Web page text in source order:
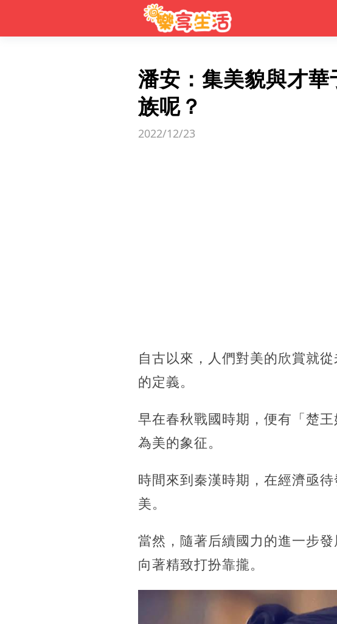
潘安：集美貌與才
族呢？
2022/12/23
自古以來，人們對美的欣賞就
的定義。
早在春秋戰國時期，便有「楚
為美的象征。
時間來到秦漢時期，在經濟亟
美。
當然，隨著后續國力的進一步
向著精致打扮靠攏。